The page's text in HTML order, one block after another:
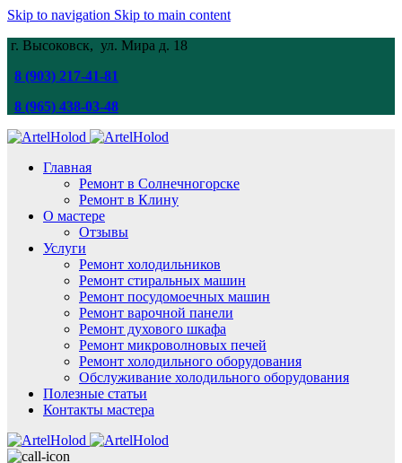
Skip to navigation Skip to main content
г. Высоковск, ул. Мира д. 18
8 (903) 217-41-81
8 (965) 438-03-48
Главная
Ремонт в Солнечногорске
Ремонт в Клину
О мастере
Отзывы
Услуги
Ремонт холодильников
Ремонт стиральных машин
Ремонт посудомоечных машин
Ремонт варочной панели
Ремонт духового шкафа
Ремонт микроволновых печей
Ремонт холодильного оборудования
Обслуживание холодильного оборудования
Полезные статьи
Контакты мастера